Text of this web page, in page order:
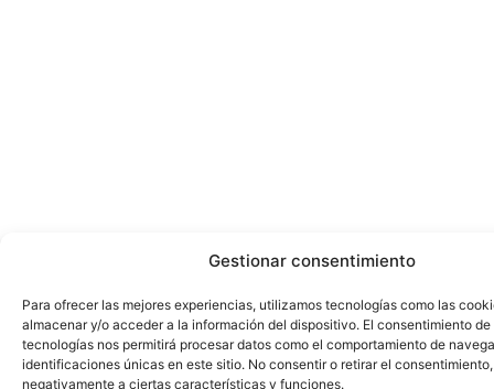
Gestionar consentimiento
Para ofrecer las mejores experiencias, utilizamos tecnologías como las
almacenar y/o acceder a la información del dispositivo. El consentimiento de
tecnologías nos permitirá procesar datos como el comportamiento de
identificaciones únicas en este sitio. No consentir o retirar el
negativamente a ciertas características y funciones.